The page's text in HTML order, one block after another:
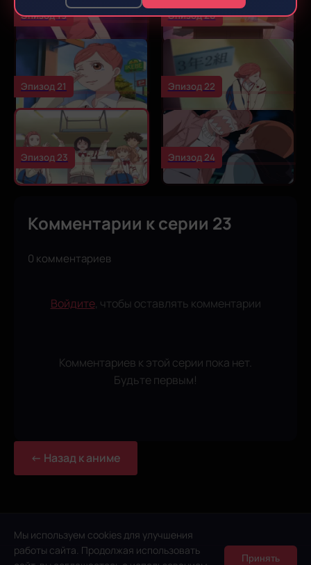
Мы используем cookies для улучшения
работы сайта. Продолжая использовать
Принять
Эпизод 19 Эпизод 20
Эпизод 21 Эпизод 22
Эпизод 23 Эпизод 24
Комментарии к серии 23
0 комментариев
Войдите, чтобы оставлять комментарии
Комментариев к этой серии пока нет.
Будьте первым!
← Назад к аниме